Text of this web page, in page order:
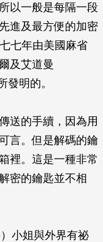
以一般是每隔一段
進及最方便的加密
七年由美國麻省
及艾道曼
發明的。
送的手續，因為用
言。但是解碼的鑰
裡。這是一種非常
密的鑰匙並不相
小姐與外界有祕